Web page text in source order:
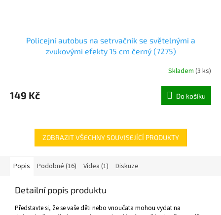
Policejní autobus na setrvačník se světelnými a
zvukovými efekty 15 cm černý (7275)
Skladem (3 ks)
149 Kč Do košíku
ZOBRAZIT VŠECHNY SOUVISEJÍCÍ PRODUKTY
Popis Podobné (16) Videa (1) Diskuze
Detailní popis produktu
Představte si, že se vaše děti nebo vnoučata mohou vydat na